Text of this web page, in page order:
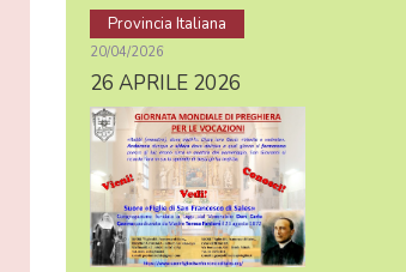
Provincia Italiana
20/04/2026
26 APRILE 2026